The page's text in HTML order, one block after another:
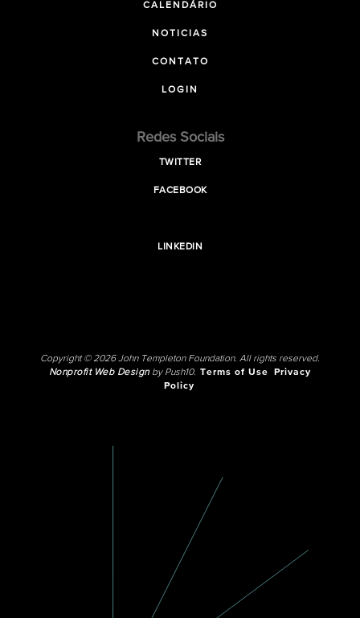
CALENDÁRIO
NOTICIAS
CONTATO
LOGIN
Redes Sociais
TWITTER
FACEBOOK
LINKEDIN
Copyright © 2026 John Templeton Foundation. All rights reserved.
Nonprofit Web Designby Push10. Terms of Use
Privacy
Policy